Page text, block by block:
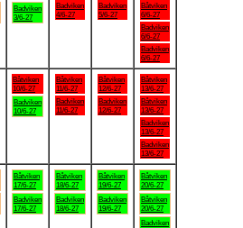
Badviken
3/6-27
Badviken
4/6-27
Badviken
5/6-27
Båtviken
6/6-27
Badviken
6/6-27
Badviken
6/6-27
Båtviken
10/6-27
Badviken
10/6-27
Båtviken
11/6-27
Badviken
11/6-27
Båtviken
12/6-27
Badviken
12/6-27
Båtviken
13/6-27
Båtviken
13/6-27
Badviken
13/6-27
Badviken
13/6-27
Båtviken
17/6-27
Badviken
17/6-27
Båtviken
18/6-27
Badviken
18/6-27
Båtviken
19/6-27
Badviken
19/6-27
Båtviken
20/6-27
Båtviken
20/6-27
Badviken